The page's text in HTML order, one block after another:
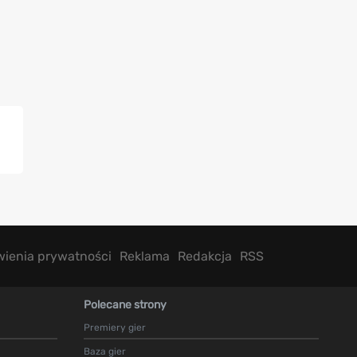
prywatności Reklama Redakcja RSS
Polecane strony
Premiery gier
Baza gier